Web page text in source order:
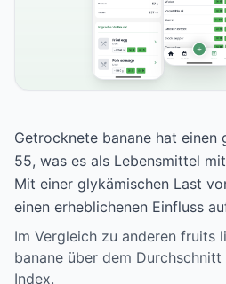
Getrocknete banane hat einen
55, was es als Lebensmittel
Mit einer glykämischen Last
einen erheblichenen Einfluss
Im Vergleich zu anderen fruits
banane über dem
Index.